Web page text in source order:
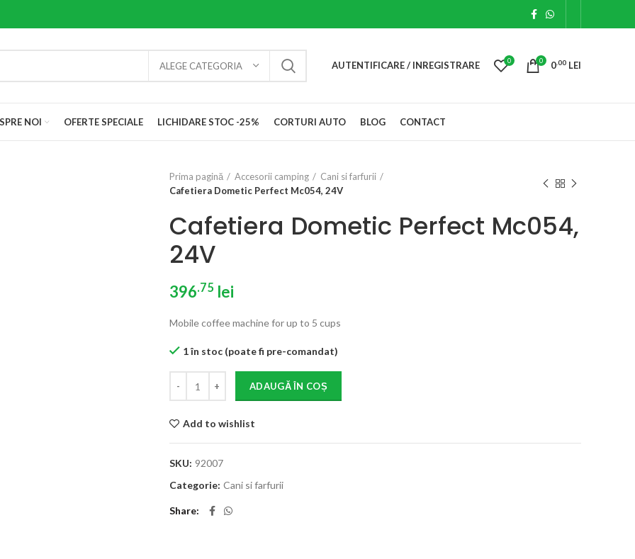
ALEGE CATEGORIA AUTENTIFICARE / INREGISTRARE 0 0 0.00 LEI
NOI OFERTE SPECIALE LICHIDARE STOC -25% CORTURI AUTO BLOG CONTACT
Prima pagină Accesorii camping
Cani si farfurii
Cafetiera Dometic Perfect Mc054, 24V
Cafetiera Dometic Perfect Mc054,
24V
396.75 lei
Mobile coffee machine for up to 5 cups
1 în stoc (poate fi pre-comandat)
ADAUGĂ ÎN COȘ
Add to wishlist
SKU: 92007
Categorie: Cani si farfurii
Share